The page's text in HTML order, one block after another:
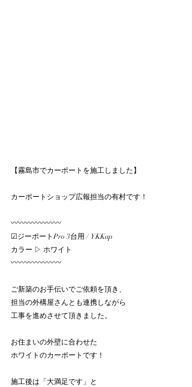
【霧島市でカーポートを施工しました】
カーポートショップ広報担当の有村です！
〰〰〰〰〰〰〰
☑︎ジーポートPro 3台用 / YKKap
カラー ▷ ホワイト
〰〰〰〰〰〰〰
ご新築のお手伝いでご依頼を頂き、
担当の外構屋さんとも連携しながら
工事を進めさせて頂きました。
お住まいの外壁に合わせた
ホワイトのカーポートです！
施工後は「大満足です」と